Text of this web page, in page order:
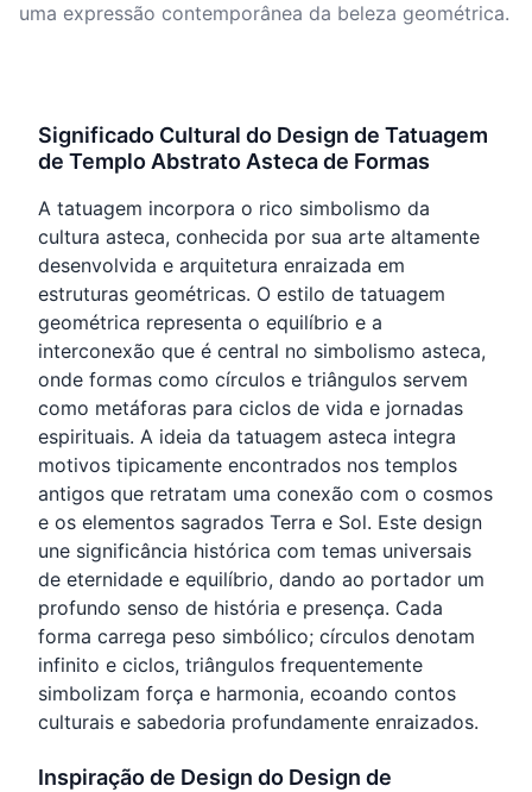
uma expressão contemporânea da beleza geométrica.
Significado Cultural do Design de Tatuagem
de Templo Abstrato Asteca de Formas
A tatuagem incorpora o rico simbolismo da
cultura asteca, conhecida por sua arte altamente
desenvolvida e arquitetura enraizada em
estruturas geométricas. O estilo de tatuagem
geométrica representa o equilíbrio e a
interconexão que é central no simbolismo asteca,
onde formas como círculos e triângulos servem
como metáforas para ciclos de vida e jornadas
espirituais. A ideia da tatuagem asteca integra
motivos tipicamente encontrados nos templos
antigos que retratam uma conexão com o cosmos
e os elementos sagrados Terra e Sol. Este design
une significância histórica com temas universais
de eternidade e equilíbrio, dando ao portador um
profundo senso de história e presença. Cada
forma carrega peso simbólico; círculos denotam
infinito e ciclos, triângulos frequentemente
simbolizam força e harmonia, ecoando contos
culturais e sabedoria profundamente enraizados.
Inspiração de Design do Design de